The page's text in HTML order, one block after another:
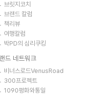
브릿지코치
브랜드 칼럼
책리뷰
여행칼럼
박PD의 심리쿠킹
드 네트워크
비너스로드VenusRoad
300프로젝트
1090평화와통일